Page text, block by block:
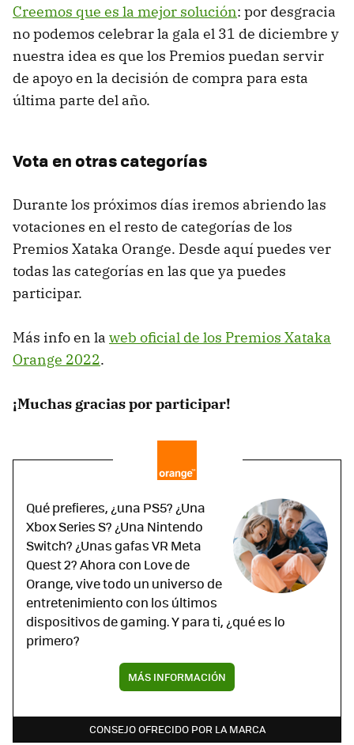
Creemos que es la mejor solución: por desgracia
no podemos celebrar la gala el 31 de diciembre y
nuestra idea es que los Premios puedan servir
de apoyo en la decisión de compra para esta
última parte del año.
Vota en otras categorías
Durante los próximos días iremos abriendo las
votaciones en el resto de categorías de los
Premios Xataka Orange. Desde aquí puedes ver
todas las categorías en las que ya puedes
participar.
Más info en la web oficial de los Premios Xataka
Orange 2022.
¡Muchas gracias por participar!
Qué prefieres, ¿una PS5? ¿Una
Xbox Series S? ¿Una Nintendo
Switch? ¿Unas gafas VR Meta
Quest 2? Ahora con Love de
Orange, vive todo un universo de
entretenimiento con los últimos
dispositivos de gaming. Y para ti, ¿qué es lo
primero?
MÁS INFORMACIÓN
CONSEJO OFRECIDO POR LA MARCA